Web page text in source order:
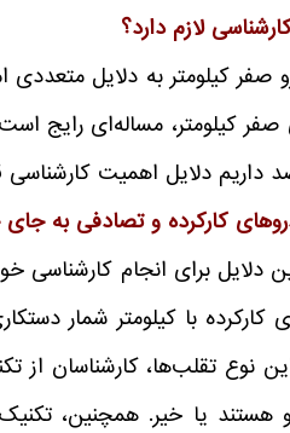
لازم دارد؟
صفر کیلومتر به دلایل
کیلومتر، مساله‌ای رایج
دلایل اهمیت کارشناسی
کارکرده و تصادفی به
دلایل برای انجام کارشناسی
کارکرده با کیلومتر شمار
نوع تقلب‌ها، کارشناسان از
هستند یا خیر. همچنین،